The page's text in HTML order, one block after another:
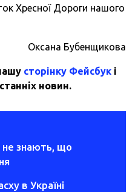
Хресної Дороги нашого
Оксана Бубенщикова
сторінку Фейсбук і
новин.
не знають, що
в Україні